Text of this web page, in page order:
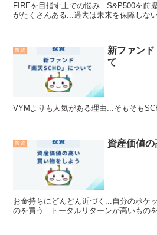
FIREを目指す上での悩み...S&P500を前
がたくさんある...過去は未来を保障しな
投資
新ファン
て
VYMよりも人気がある理由...そもそも
投資 資産価値の
お金持ちにどんどん近づく...自分のポケ
のを買う...トータルリターンが高いもの